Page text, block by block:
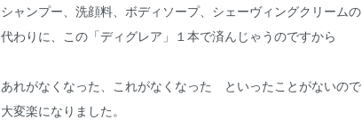
シャンプー、洗顔料、ボディソープ、シェーヴィングクリームの
代わりに、この「ディグレア」１本で済んじゃうのですから
あれがなくなった、これがなくなった といったことがないので
大変楽になりました。